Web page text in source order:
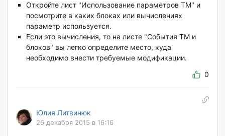
Откройте лист "Использование параметров ТМ" и
посмотрите в каких блоках или вычислениях
параметр используется.
Если это вычисления, то на листе "События ТМ и
блоков" вы легко определите место, куда
необходимо внести требуемые модификации.
0
Юлия Литвинюк
26 декабря 2015 в 16:16